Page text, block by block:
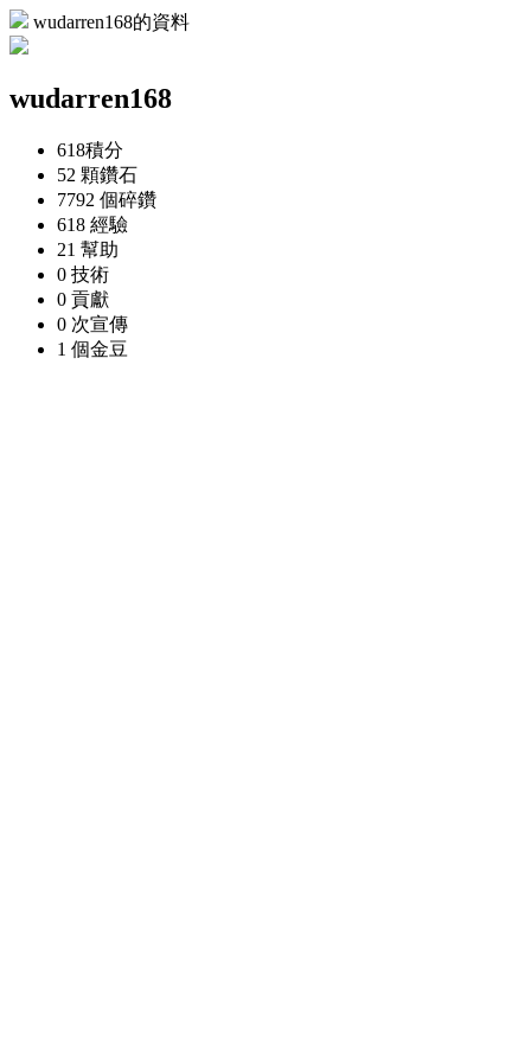
wudarren168的資料
wudarren168
618積分
52 顆鑽石
7792 個碎鑽
618 經驗
21 幫助
0 技術
0 貢獻
0 次宣傳
1 個金豆